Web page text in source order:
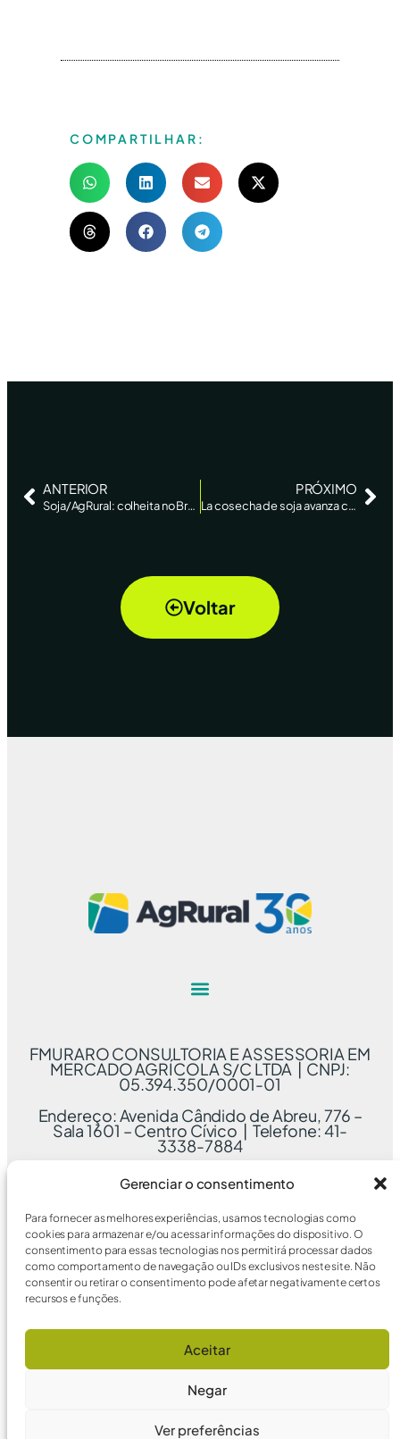
Gerenciar o consentimento
Para fornecer as melhores experiências, usamos tecnologias como
cookies para armazenar e/ou acessar informações do dispositivo. O
consentimento para essas tecnologias nos permitirá processar dados
como comportamento de navegação ou IDs exclusivos neste site. Não
consentir ou retirar o consentimento pode afetar negativamente certos
recursos e funções.
Aceitar
Negar
Ver preferências
COMPARTILHAR:
ANTERIOR
Soja/AgRural: colheita no Brasil atinge 9%, ante 16% no ano passado
PRÓXIMO
La cosecha de soja avanza con importantes demoras en Brasil, pero no pone en riesgo el récord
Voltar
FMURARO CONSULTORIA E ASSESSORIA EM
MERCADO AGRÍCOLA S/C LTDA | CNPJ:
05.394.350/0001-01
Endereço: Avenida Cândido de Abreu, 776 –
Sala 1601 – Centro Cívico | Telefone: 41-
3338-7884